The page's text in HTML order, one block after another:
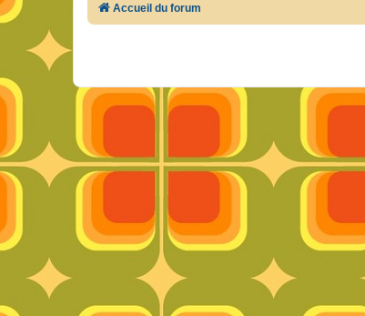
Accueil du forum